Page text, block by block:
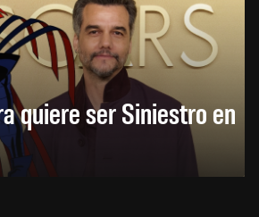
quiere ser Siniestro en